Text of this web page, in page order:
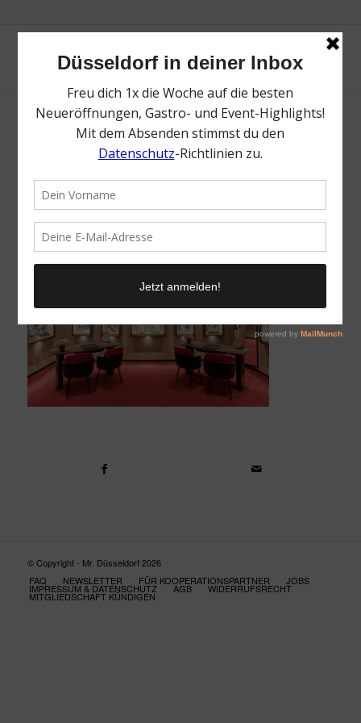
Wempe | Top Ideen für
Topliste | Mr. Düsseldorf | Foto: Wempe
© Copyright - Mr. Düsseldorf 2026
FAQ
NEWSLETTER FÜR KOOPERATIONSPARTNER JOBS
IMPRESSUM & DATENSCHUTZ AGB WIDERRUFSRECHT
MITGLIEDSCHAFT KÜNDIGEN